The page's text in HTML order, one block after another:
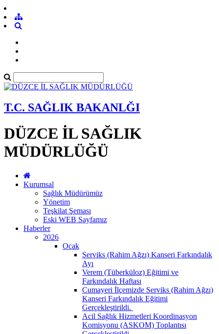
T.C. SAĞLIK BAKANLĞI
DÜZCE İL SAĞLIK
MÜDÜRLÜĞÜ
Kurumsal
Sağlık Müdürümüz
Yönetim
Teşkilat Şeması
Eski WEB Sayfamız
Haberler
2026
Ocak
Serviks (Rahim Ağzı) Kanseri Farkındalık
Ayı
Verem (Tüberküloz) Eğitimi ve
Farkındalık Haftası
Cumayeri İlçemizde Serviks (Rahim Ağzı)
Kanseri Farkındalık Eğitimi
Gerçekleştirildi. ​
Acil Sağlık Hizmetleri Koordinasyon
Komisyonu (ASKOM) Toplantısı